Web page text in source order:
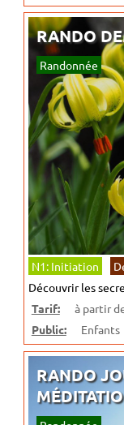
RANDO
Randonnée
N1: Initiation
Découvrir les
Tarif:
à partir
Public:
Enfants
RANDO